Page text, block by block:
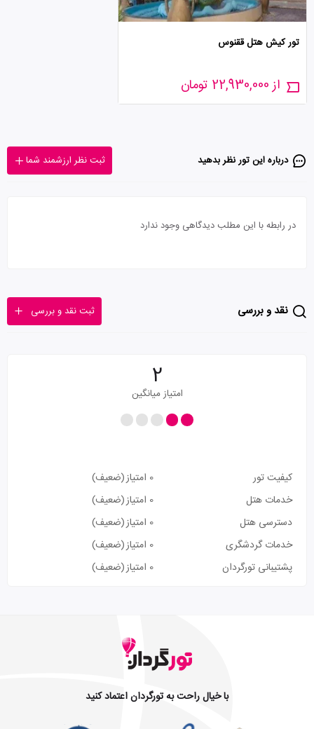
تور کیش هتل ققنوس
از 22,930,000 تومان
درباره این تور‌ نظر بدهید ثبت نظر ارزشمند شما
در رابطه با این مطلب دیدگاهی وجود ندارد
نقد و بررسی ثبت نقد و بررسی
2
امتیاز میانگین
کیفیت تور 0 امتیاز
(ضعیف)
خدمات هتل
0 امتیاز
(ضعیف)
دسترسی هتل
0 امتیاز
(ضعیف)
خدمات گردشگری
0 امتیاز
(ضعیف)
پشتیبانی تورگردان
0 امتیاز (ضعیف)
با خیال راحت به تورگردان اعتماد کنید